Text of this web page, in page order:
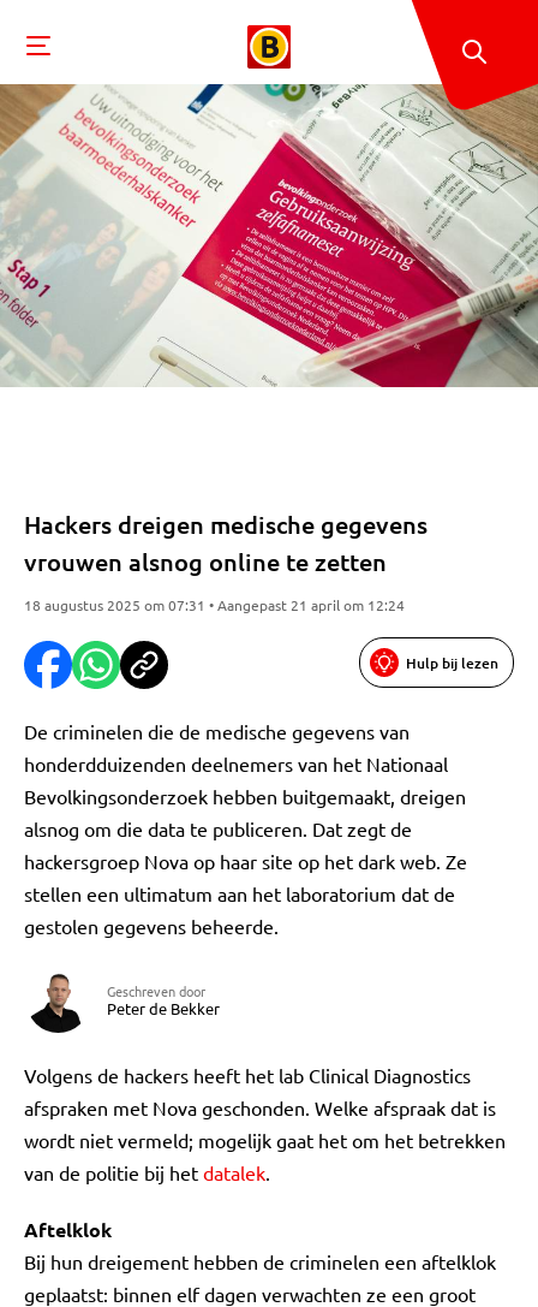
Hackers dreigen medische gegevens
vrouwen alsnog online te zetten
18 augustus 2025 om 07:31 • Aangepast 21 april om 12:24
Hulp bij lezen
De criminelen die de medische gegevens van
honderdduizenden deelnemers van het Nationaal
Bevolkingsonderzoek hebben buitgemaakt, dreigen
alsnog om die data te publiceren. Dat zegt de
hackersgroep Nova op haar site op het dark web. Ze
stellen een ultimatum aan het laboratorium dat de
gestolen gegevens beheerde.
Geschreven door
Peter de Bekker
Volgens de hackers heeft het lab Clinical Diagnostics
afspraken met Nova geschonden. Welke afspraak dat is
wordt niet vermeld; mogelijk gaat het om het betrekken
van de politie bij het datalek.
Aftelklok
Bij hun dreigement hebben de criminelen een aftelklok
geplaatst: binnen elf dagen verwachten ze een groot